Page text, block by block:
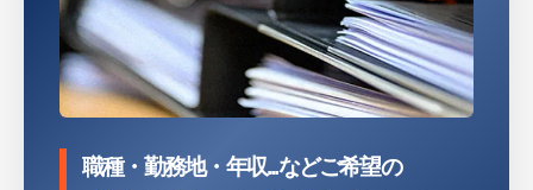
職種・勤務地・年収...などご希望の